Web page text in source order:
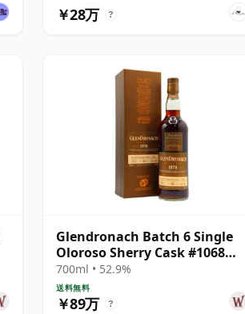
￥28万 ?
Glendronach Batch 6 Single
Oloroso Sherry Cask #1068
1978 33年
700ml • 52.9%
送料無料
￥89万 ?